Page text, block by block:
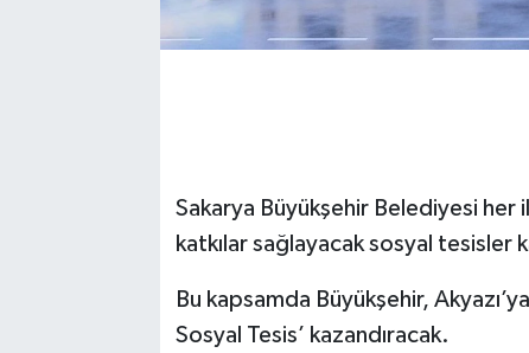
Sakarya Büyükşehir Belediyesi her
katkılar sağlayacak sosyal tesisler
Bu kapsamda Büyükşehir,
Sosyal Tesis’ kazandıracak.